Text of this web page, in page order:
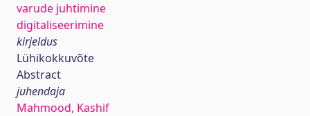
varude juhtimine
digitaliseerimine
kirjeldus
Lühikokkuvõte
Abstract
juhendaja
Mahmood, Kashif